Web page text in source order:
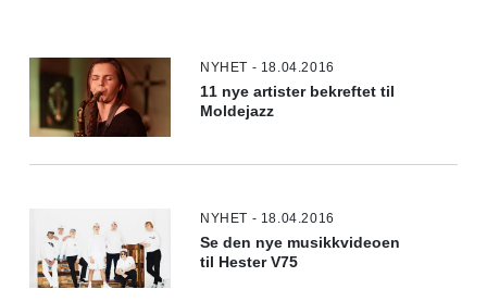
NYHET - 18.04.2016
11 nye artister bekreftet til
Moldejazz
NYHET - 18.04.2016
Se den nye musikkvideoen
til Hester V75